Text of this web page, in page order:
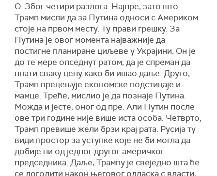
О: Због четири разлога. Најпре, зато што
Трамп мисли да за Путина односи с Америком
стоје на првом месту. Ту прави грешку. За
Путина је овог момента најважније да
постигне планиране циљеве у Украјини. Он је
до те мере опседнут ратом, да је спреман да
плати сваку цену како би ишао даље. Друго,
Трамп прецењује економске подстицаје и
мамце. Треће, мислио је да познаје Путина.
Можда и јесте, оног од пре. Али Путин после
ове три године није више иста особа. Четврто,
Трамп превише жели брзи крај рата. Русија ту
види простор за уступке које не би могла да
добије ни од једног другог америчког
председника. Даље, Трампу је свеједно шта ће
се догодити након његовог одласка с власти,